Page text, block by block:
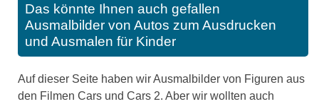
Das könnte Ihnen auch gefallen
Ausmalbilder von Autos zum Ausdrucken
und Ausmalen für Kinder
Auf dieser Seite haben wir Ausmalbilder von Figuren aus
den Filmen Cars und Cars 2. Aber wir wollten auch